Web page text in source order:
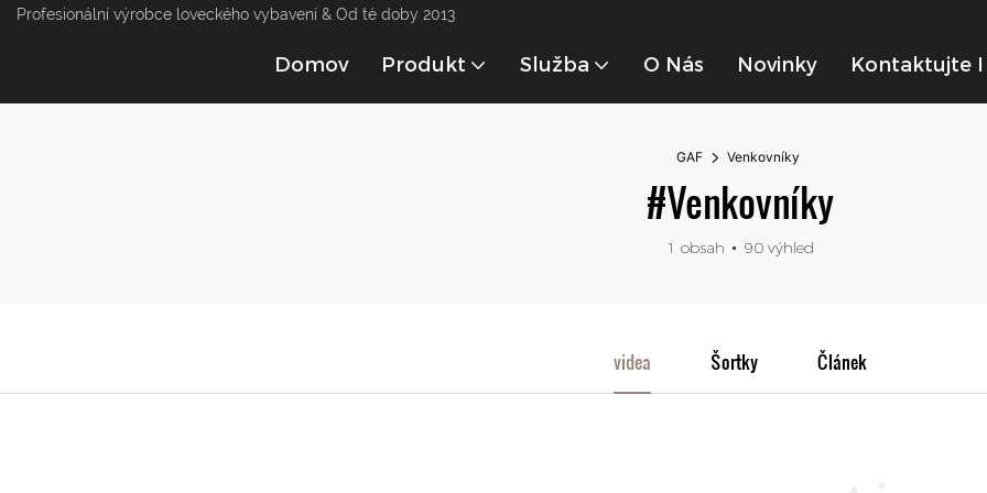
Profesionální výrobce loveckého vybavení & Od té doby 2013
Domov Produkt Služba O Nás Novinky Kontaktujte
GAF Venkovníky
#Venkovníky
1 obsah 90 výhled
videa Šortky Článek